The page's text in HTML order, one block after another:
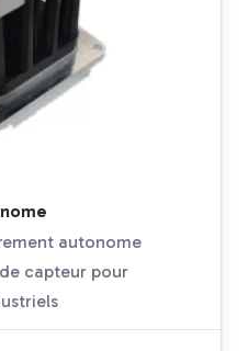
autonome
capteur pour